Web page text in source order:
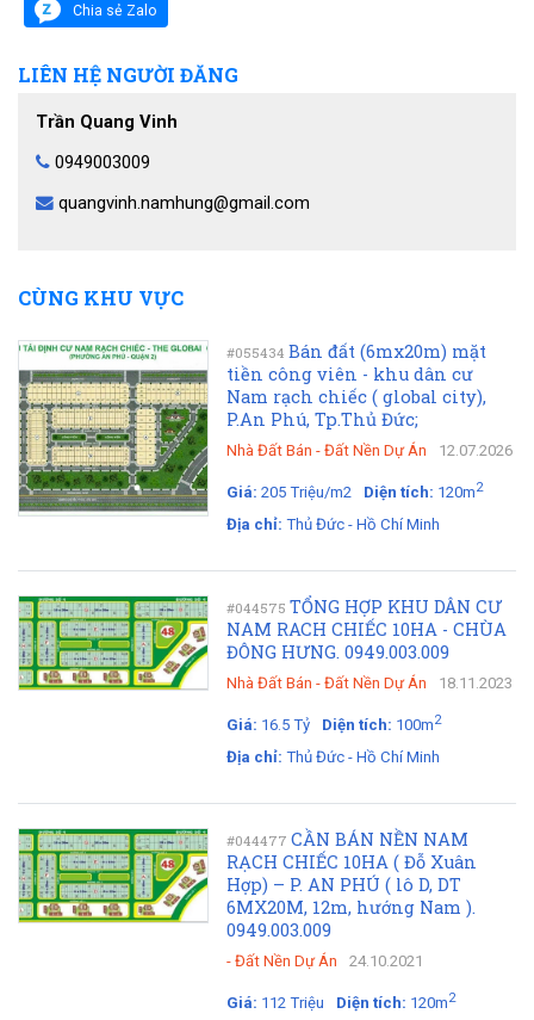
Chia sẻ Zalo
LIÊN HỆ NGƯỜI ĐĂNG
Trần Quang Vinh
0949003009
quangvinh.namhung@gmail.com
CÙNG KHU VỰC
#055434 Bán đất (6mx20m) mặt
tiền công viên - khu dân cư
Nam rạch chiếc ( global city),
P.An Phú, Tp.Thủ Đức;
Nhà Đất Bán - Đất Nền Dự Án 12.07.2026
Giá: 205 Triệu/m2 Diện tích: 120m2
Địa chỉ: Thủ Đức - Hồ Chí Minh
#044575 TỔNG HỢP KHU DÂN CƯ
NAM RACH CHIẾC 10HA - CHÙA
ĐÔNG HƯNG. 0949.003.009
Nhà Đất Bán - Đất Nền Dự Án 18.11.2023
Giá: 16.5 Tỷ Diện tích: 100m2
Địa chỉ: Thủ Đức - Hồ Chí Minh
#044477 CẦN BÁN NỀN NAM
RẠCH CHIẾC 10HA ( Đỗ Xuân
Hợp) – P. AN PHÚ ( lô D, DT
6MX20M, 12m, hướng Nam ).
0949.003.009
- Đất Nền Dự Án 24.10.2021
Giá: 112 Triệu Diện tích: 120m2